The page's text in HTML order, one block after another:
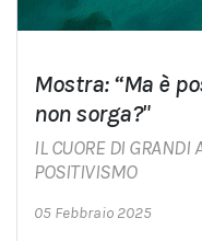
Mostra: “Ma è
non sorga?"
IL CUORE DI GRANDI
POSITIVISMO
05 Febbraio 2025